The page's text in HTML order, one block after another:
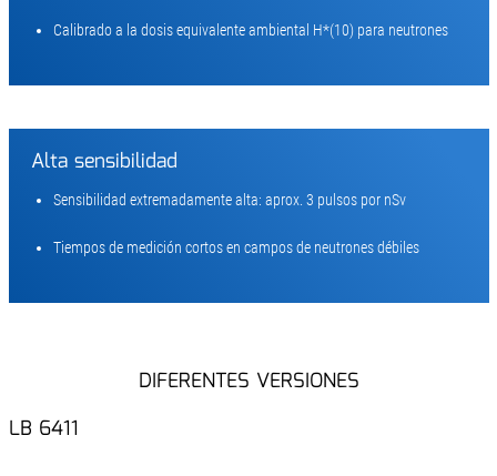
Calibrado a la dosis equivalente ambiental H*(10) para neutrones
Alta sensibilidad
Sensibilidad extremadamente alta: aprox. 3 pulsos por nSv
Tiempos de medición cortos en campos de neutrones débiles
DIFERENTES VERSIONES
LB 6411